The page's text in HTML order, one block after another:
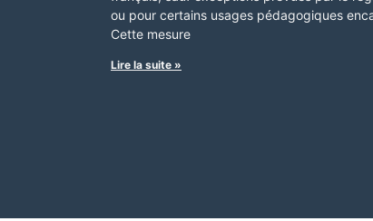
ou pour certains usages pédagogiques
Cette mesure
Lire la suite »